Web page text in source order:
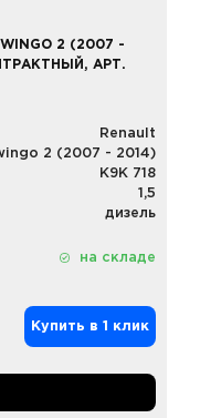
2 (2007 -
АРТ.
Renault
2 (2007 - 2014)
K9K 718
1,5
дизель
на складе
Купить в 1 клик